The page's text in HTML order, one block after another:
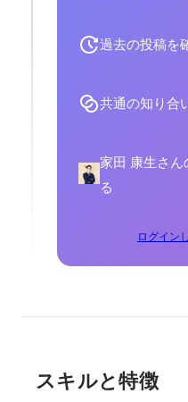
過去の投稿を
共通の知り合
家田 康生さん
る
ログイン
スキルと特徴